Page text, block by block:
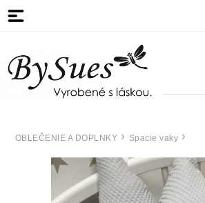
OBLEČENIE A DOPLNKY Spacie vaky